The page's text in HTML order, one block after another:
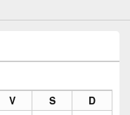
V S D